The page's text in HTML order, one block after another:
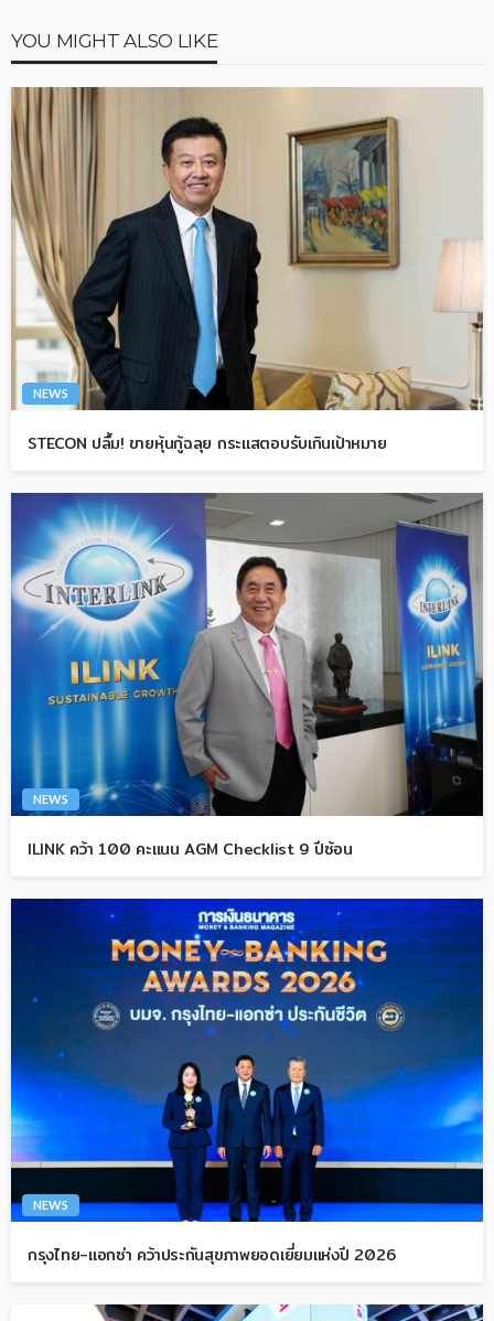
YOU MIGHT ALSO LIKE
NEWS
STECON ปลื้ม! ขายหุ้นกู้ฉลุย กระแสตอบรับเกินเป้าหมาย
NEWS
ILINK คว้า 100 คะแนน AGM Checklist 9 ปีซ้อน
NEWS
กรุงไทย-แอกซ่า คว้าประกันสุขภาพยอดเยี่ยมแห่งปี 2026